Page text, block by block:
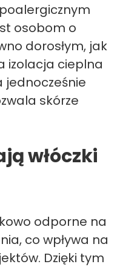
osobom o
dorosłym, jak
izolacja cieplna
jednocześnie
skórze
włóczki
odporne na
co wpływa na
Dzięki tym